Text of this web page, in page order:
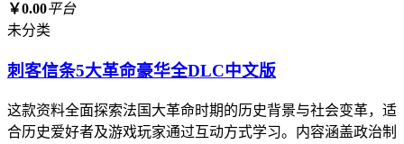
￥0.00平台
未分类
刺客信条5大革命豪华全DLC中文版
这款资料全面探索法国大革命时期的历史背景与社会变革，适
合历史爱好者及游戏玩家通过互动方式学习。内容涵盖政治制